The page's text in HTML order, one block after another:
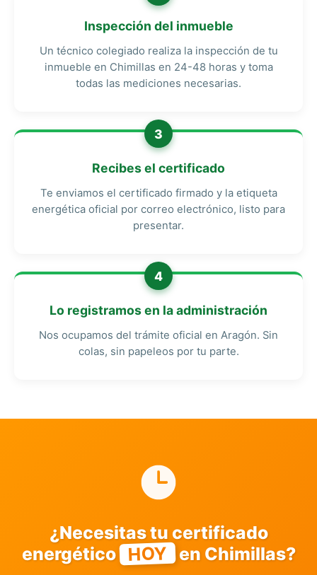
Inspección del inmueble
Un técnico colegiado realiza la inspección de tu
inmueble en Chimillas en 24-48 horas y toma
todas las mediciones necesarias.
3
Recibes el certificado
Te enviamos el certificado firmado y la etiqueta
energética oficial por correo electrónico, listo para
presentar.
4
Lo registramos en la administración
Nos ocupamos del trámite oficial en Aragón. Sin
colas, sin papeleos por tu parte.
¿Necesitas tu certificado
energético HOY en Chimillas?